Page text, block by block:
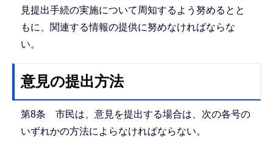
見提出手続の実施について周知するよう努めるとと
もに、関連する情報の提供に努めなければならな
い。
意見の提出方法
第8条 市民は、意見を提出する場合は、次の各号の
いずれかの方法によらなければならない。